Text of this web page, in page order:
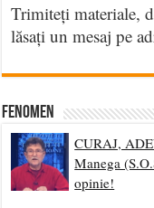
Trimiteți materiale,
lăsați un mesaj pe
Fenomen
CURAJ,
Manega
opinie!